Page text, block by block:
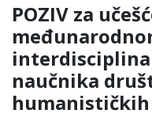
POZIV za
naučnika